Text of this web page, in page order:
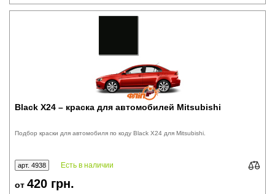
Black X24 – краска для автомобилей Mitsubishi
Подбор краски для автомобиля по коду Black X24 для Mitsubishi.
арт. 4938 Есть в наличии
от 420 грн.